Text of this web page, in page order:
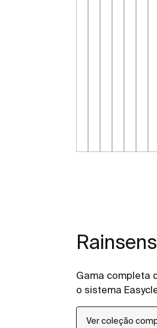
Gama completa
o sistema
Ver coleção